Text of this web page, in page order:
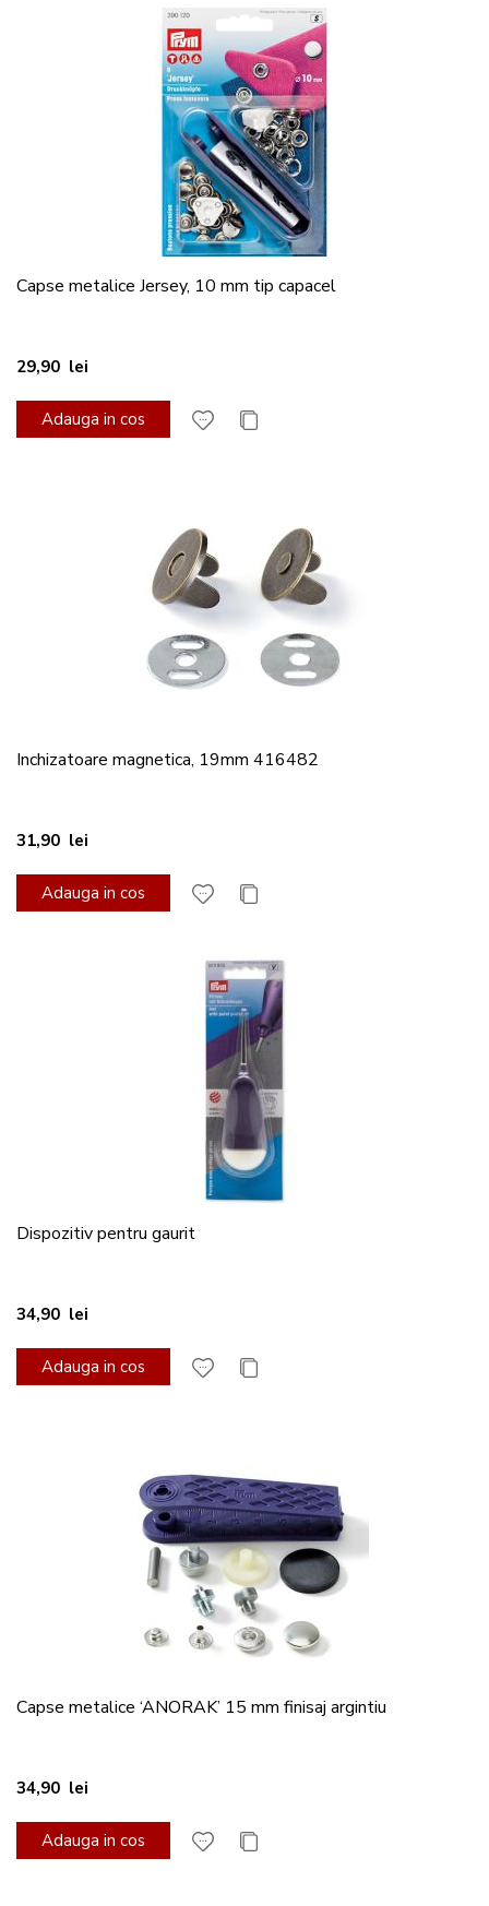
Capse metalice Jersey, 10 mm tip capacel
29,90 lei
Adauga in cos
Inchizatoare magnetica, 19mm 416482
31,90 lei
Adauga in cos
Dispozitiv pentru gaurit
34,90 lei
Adauga in cos
Capse metalice ‘ANORAK’ 15 mm finisaj argintiu
34,90 lei
Adauga in cos